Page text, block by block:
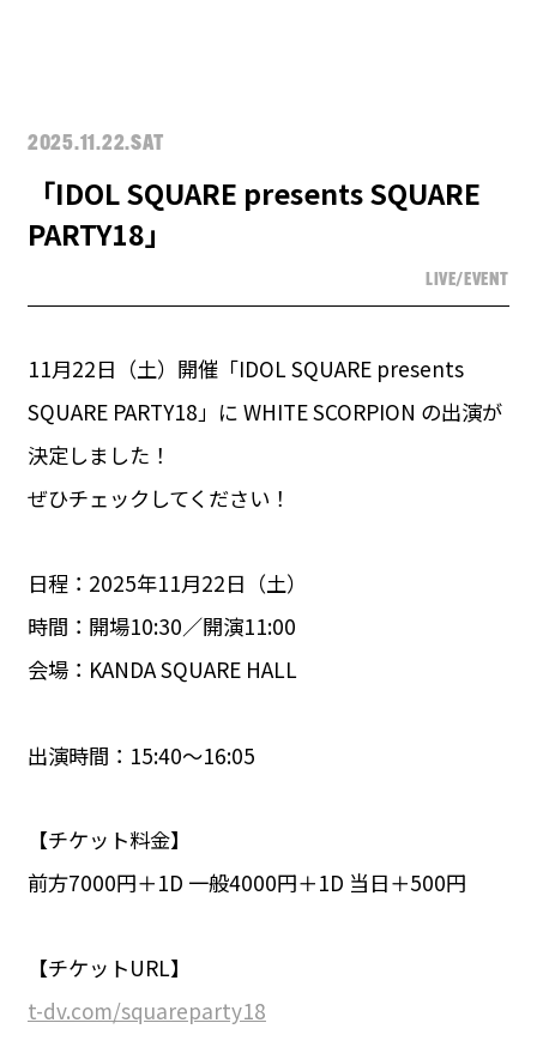
2025.11.22.SAT
「IDOL SQUARE presents SQUARE
PARTY18」
LIVE/EVENT
11月22日（土）開催「IDOL SQUARE presents
SQUARE PARTY18」に WHITE SCORPION の出演が
決定しました！
ぜひチェックしてください！
日程：2025年11月22日（土）
時間：開場10:30／開演11:00
会場：KANDA SQUARE HALL
出演時間：15:40〜16:05
【チケット料金】
前方7000円＋1D 一般4000円＋1D 当日＋500円
【チケットURL】
t-dv.com/squareparty18